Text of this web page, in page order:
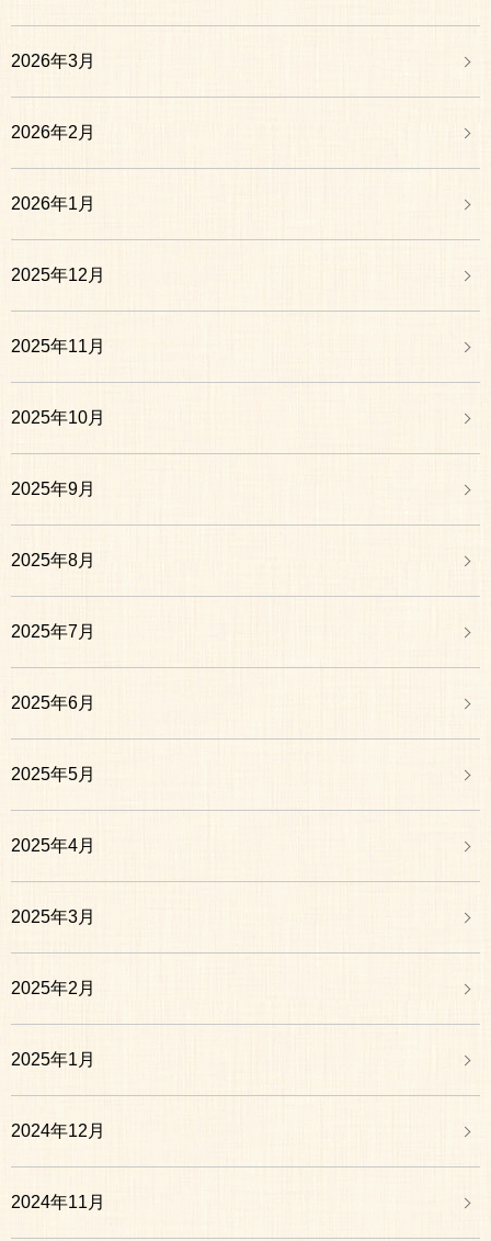
2026年3月
2026年2月
2026年1月
2025年12月
2025年11月
2025年10月
2025年9月
2025年8月
2025年7月
2025年6月
2025年5月
2025年4月
2025年3月
2025年2月
2025年1月
2024年12月
2024年11月